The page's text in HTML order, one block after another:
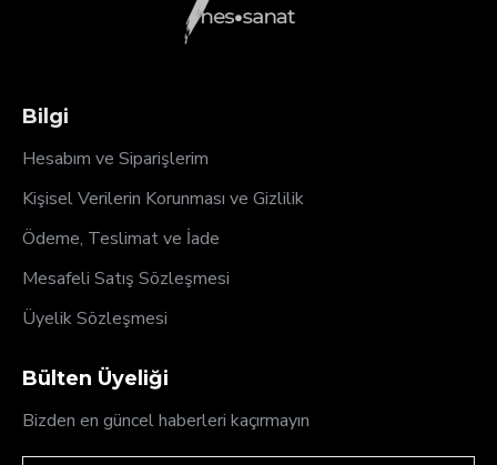
Bilgi
Hesabım ve Siparişlerim
Kişisel Verilerin Korunması ve Gizlilik
Ödeme, Teslimat ve İade
Mesafeli Satış Sözleşmesi
Üyelik Sözleşmesi
Bülten Üyeliği
Bizden en güncel haberleri kaçırmayın